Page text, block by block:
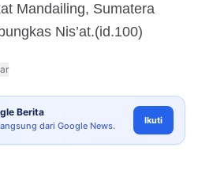
Mandailing, Sumatera
Nis’at.(id.100)
Berita
dari Google News. Ikuti